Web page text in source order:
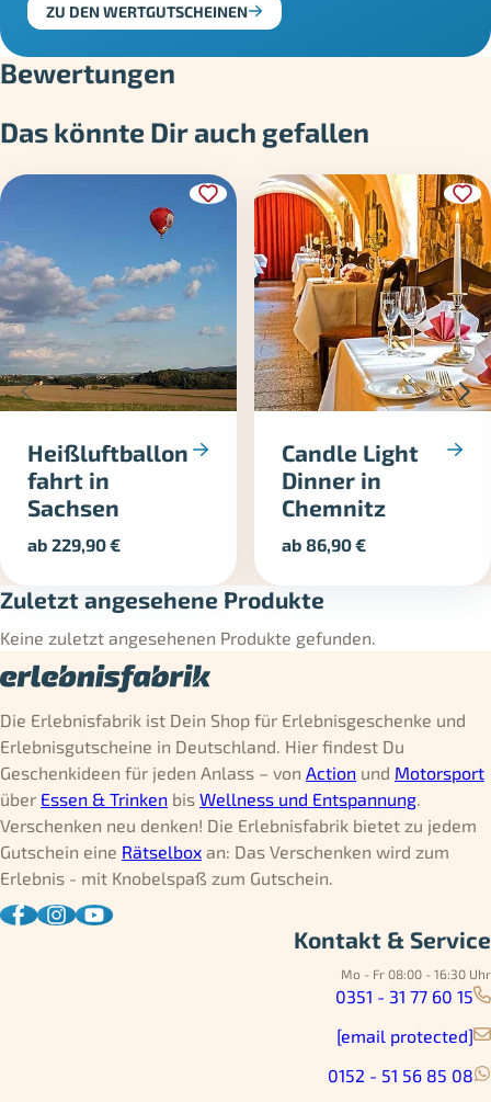
ZU DEN WERTGUTSCHEINEN
Bewertungen
Das könnte Dir auch gefallen
Heißluftballon
fahrt in
Sachsen
ab229,90€
Candle Light
Dinner in
Chemnitz
ab86,90€
Zuletzt angesehene Produkte
Keine zuletzt angesehenen Produkte gefunden.
Die Erlebnisfabrik ist Dein Shop für Erlebnisgeschenke und
Erlebnisgutscheine in Deutschland. Hier findest Du
Geschenkideen für jeden Anlass – von Action und Motorsport
über Essen & Trinken bis Wellness und Entspannung
Verschenken neu denken! Die Erlebnisfabrik bietet zu jedem
Gutschein eine Rätselbox an: Das Verschenken wird zum
Erlebnis - mit Knobelspaß zum Gutschein.
Kontakt & Service
Mo - Fr 08:00 - 16:30 Uhr
0351 - 31 77 60 15
[email protected]
0152 - 51 56 85 08